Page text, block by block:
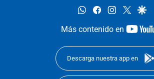
whatsappfacebookinstagram
twitter
Más contenido en
Descarga nuestra app en